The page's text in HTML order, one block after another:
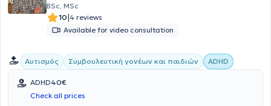
BSc, MSc
10|4 reviews
Available for video consultation
Αυτισμός Συμβουλευτική γονέων και παιδιών ADHD
ADHD40€
Check all prices